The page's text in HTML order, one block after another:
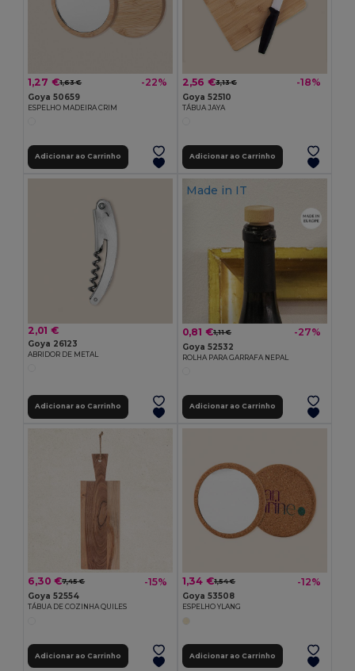
1,27 €1,63 € -22%
Goya 50659
ESPELHO MADEIRA CRIM
Adicionar ao Carrinho
2,56 €3,13 € -18%
Goya 52510
TÁBUA JAYA
Adicionar ao Carrinho
2,01 €
Goya 26123
ABRIDOR DE METAL
Adicionar ao Carrinho
Made in IT
0,81 €1,11 € -27%
Goya 52532
ROLHA PARA GARRAFA NEPAL
Adicionar ao Carrinho
6,30 €7,45 € -15%
Goya 52554
TÁBUA DE COZINHA QUILES
Adicionar ao Carrinho
1,34 €1,54 € -12%
Goya 53508
ESPELHO YLANG
Adicionar ao Carrinho